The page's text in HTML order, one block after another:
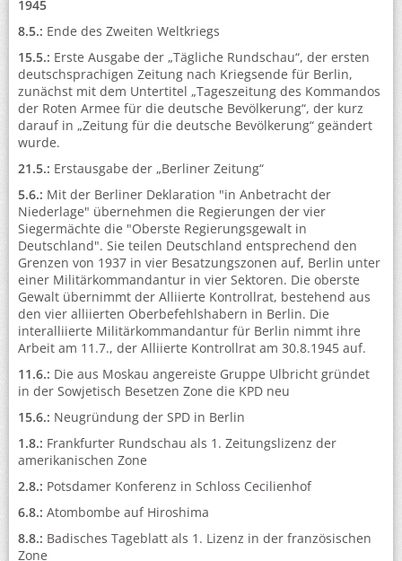
1945
8.5.: Ende des Zweiten Weltkriegs
15.5.: Erste Ausgabe der „Tägliche Rundschau“, der ersten
deutschsprachigen Zeitung nach Kriegsende für Berlin,
zunächst mit dem Untertitel „Tageszeitung des Kommandos
der Roten Armee für die deutsche Bevölkerung“, der kurz
darauf in „Zeitung für die deutsche Bevölkerung“ geändert
wurde.
21.5.: Erstausgabe der „Berliner Zeitung“
5.6.: Mit der Berliner Deklaration "in Anbetracht der
Niederlage" übernehmen die Regierungen der vier
Siegermächte die "Oberste Regierungsgewalt in
Deutschland". Sie teilen Deutschland entsprechend den
Grenzen von 1937 in vier Besatzungszonen auf, Berlin unter
einer Militärkommandantur in vier Sektoren. Die oberste
Gewalt übernimmt der Alliierte Kontrollrat, bestehend aus
den vier alliierten Oberbefehlshabern in Berlin. Die
interalliierte Militärkommandantur für Berlin nimmt ihre
Arbeit am 11.7., der Alliierte Kontrollrat am 30.8.1945 auf.
11.6.: Die aus Moskau angereiste Gruppe Ulbricht gründet
in der Sowjetisch Besetzen Zone die KPD neu
15.6.: Neugründung der SPD in Berlin
1.8.: Frankfurter Rundschau als 1. Zeitungslizenz der
amerikanischen Zone
2.8.: Potsdamer Konferenz in Schloss Cecilienhof
6.8.: Atombombe auf Hiroshima
8.8.: Badisches Tageblatt als 1. Lizenz in der französischen
Zone